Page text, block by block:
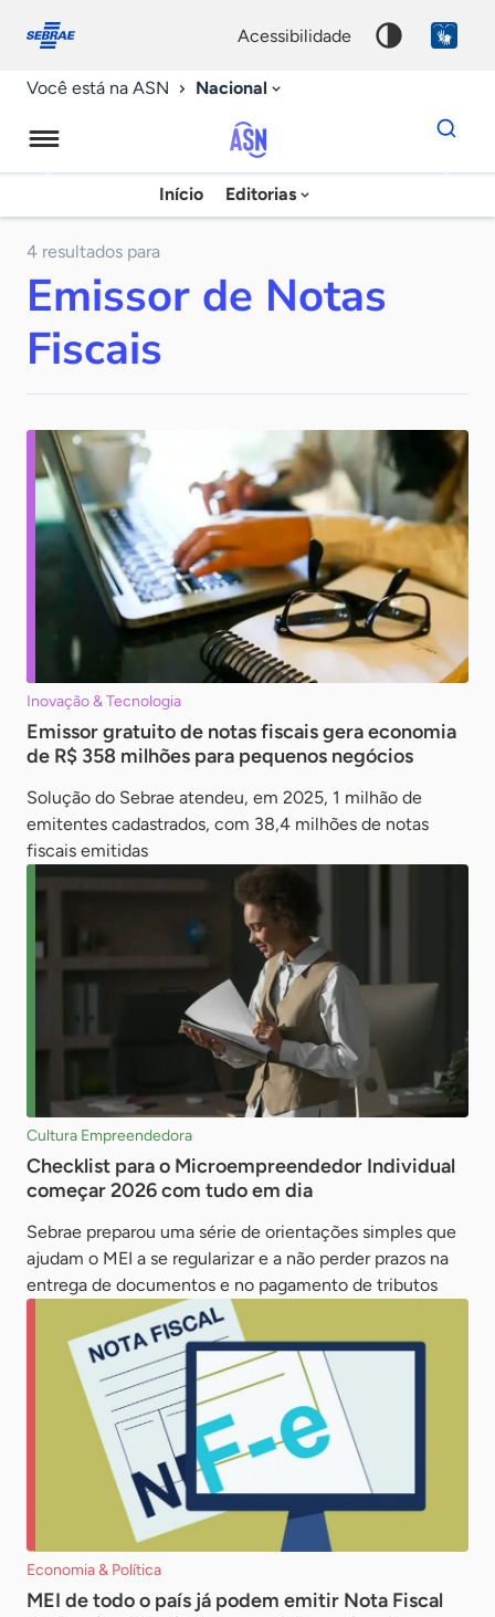
conosco
acessibilidade
Você está na ASN Nacional
Agência
Sebrae
Notícias
Início Editorias
Dados
para
chave
4 resultados para
Emissor de Notas
Fiscais
Inovação & Tecnologia
Emissor gratuito de notas fiscais gera economia
de R$ 358 milhões para pequenos negócios
Solução do Sebrae atendeu, em 2025, 1 milhão de
emitentes cadastrados, com 38,4 milhões de notas
fiscais emitidas
Cultura Empreendedora
Checklist para o Microempreendedor Individual
começar 2026 com tudo em dia
Sebrae preparou uma série de orientações simples que
ajudam o MEI a se regularizar e a não perder prazos na
entrega de documentos e no pagamento de tributos
Economia & Política
MEI de todo o país já podem emitir Nota Fiscal